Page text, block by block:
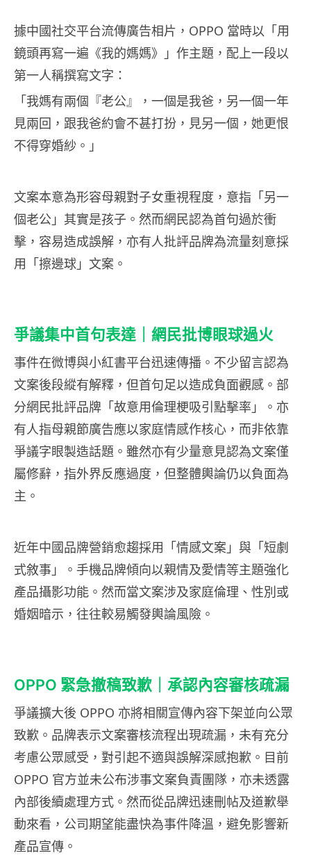
據中國社交平台流傳廣告相片，OPPO 當時以「用
鏡頭再寫一遍《我的媽媽》」作主題，配上一段以
第一人稱撰寫文字：
「我媽有兩個『老公』，一個是我爸，另一個一年
見兩回，跟我爸約會不甚打扮，見另一個，她更恨
不得穿婚紗。」
文案本意為形容母親對子女重視程度，意指「另一
個老公」其實是孩子。然而網民認為首句過於衝
擊，容易造成誤解，亦有人批評品牌為流量刻意採
用「擦邊球」文案。
爭議集中首句表達｜網民批博眼球過火
事件在微博與小紅書平台迅速傳播。不少留言認為
文案後段縱有解釋，但首句足以造成負面觀感。部
分網民批評品牌「故意用倫理梗吸引點擊率」。亦
有人指母親節廣告應以家庭情感作核心，而非依靠
爭議字眼製造話題。雖然亦有少量意見認為文案僅
屬修辭，指外界反應過度，但整體輿論仍以負面為
主。
近年中國品牌營銷愈趨採用「情感文案」與「短劇
式敘事」。手機品牌傾向以親情及愛情等主題強化
產品攝影功能。然而當文案涉及家庭倫理、性別或
婚姻暗示，往往較易觸發輿論風險。
OPPO 緊急撤稿致歉｜承認內容審核疏漏
爭議擴大後 OPPO 亦將相關宣傳內容下架並向公眾
致歉。品牌表示文案審核流程出現疏漏，未有充分
考慮公眾感受，對引起不適與誤解深感抱歉。目前
OPPO 官方並未公布涉事文案負責團隊，亦未透露
內部後續處理方式。然而從品牌迅速刪帖及道歉舉
動來看，公司期望能盡快為事件降溫，避免影響新
產品宣傳。